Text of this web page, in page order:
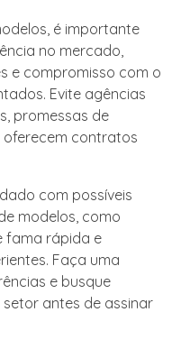
é importante
no mercado,
e compromisso com o
Evite agências
promessas de
contratos
com possíveis
modelos, como
fama rápida e
Faça uma
e busque
antes de assinar